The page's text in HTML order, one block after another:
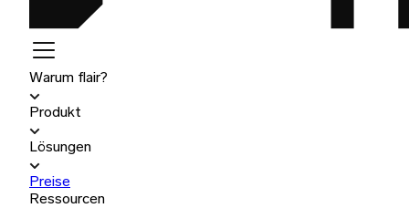
Warum flair?
Produkt
Lösungen
Preise
Ressourcen